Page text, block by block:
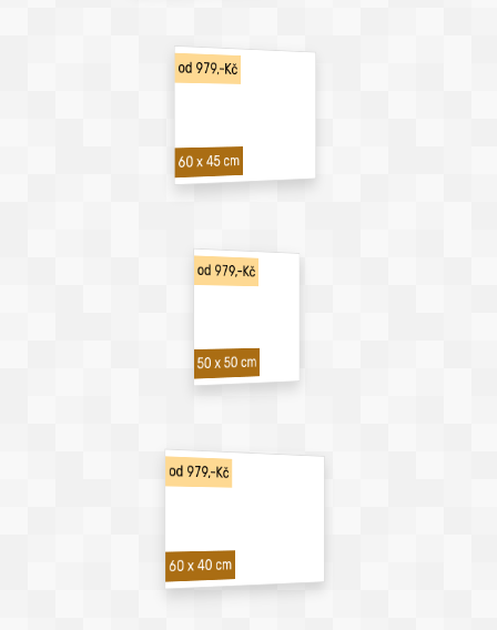
od 979,-Kč
60 x 45 cm
od 979,-Kč
50 x 50 cm
od 979,-Kč
60 x 40 cm